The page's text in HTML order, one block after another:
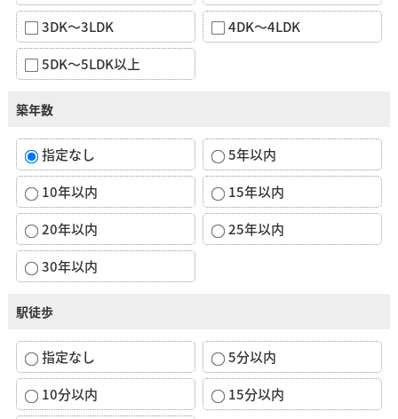
3DK～3LDK
4DK～4LDK
5DK～5LDK以上
築年数
指定なし
5年以内
10年以内
15年以内
20年以内
25年以内
30年以内
駅徒歩
指定なし
5分以内
10分以内
15分以内